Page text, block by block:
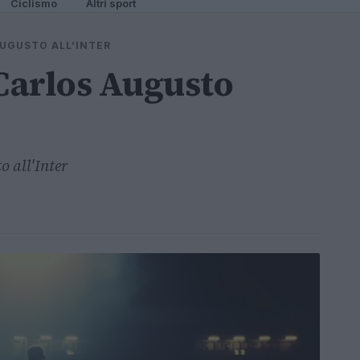
Ciclismo Altri sport
ALL’INTER
Augusto
all'Inter